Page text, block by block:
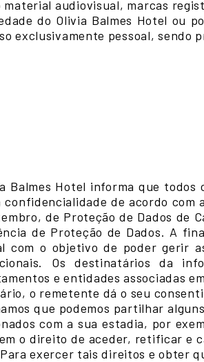
material audiovisual, marcas
do Olivia Balmes Hotel ou
exclusivamente pessoal, sendo
Balmes Hotel informa que
de acordo com
de Proteção de Dados de
de Proteção de Dados. A
com o objetivo de poder gerir
Os destinatários da
e entidades associadas
o remetente dá o seu
que podemos partilhar
com a sua estadia, por
o direito de aceder, retificar e
exercer tais direitos e obter